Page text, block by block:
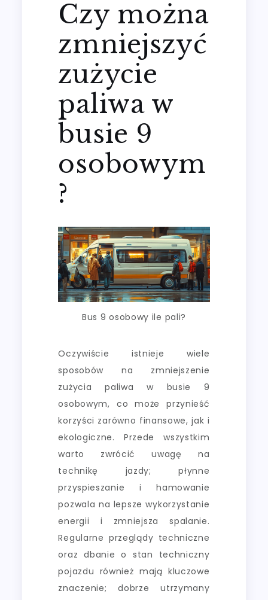
Czy można
zmniejszyć
zużycie
paliwa w
busie 9
osobowym
?
Bus 9 osobowy ile pali?
Oczywiście istnieje wiele
sposobów na zmniejszenie
zużycia paliwa w busie 9
osobowym, co może przynieść
korzyści zarówno finansowe, jak i
ekologiczne. Przede wszystkim
warto zwrócić uwagę na
technikę jazdy; płynne
przyspieszanie i hamowanie
pozwala na lepsze wykorzystanie
energii i zmniejsza spalanie.
Regularne przeglądy techniczne
oraz dbanie o stan techniczny
pojazdu również mają kluczowe
znaczenie; dobrze utrzymany